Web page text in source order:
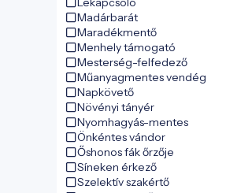
Madárbarát
Maradékmentő
Menhely támogató
Mesterség-felfedező
Műanyagmentes vendég
Napkövető
Növényi tányér
Nyomhagyás-mentes
Önkéntes vándor
Őshonos fák őrzője
Síneken érkező
Szelektív szakértő